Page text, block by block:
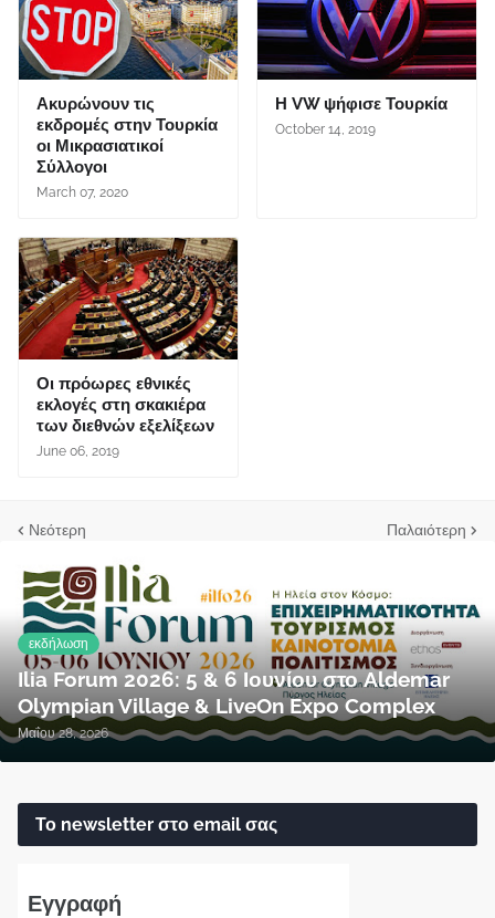
Ακυρώνουν τις
εκδρομές στην Τουρκία
οι Μικρασιατικοί
Σύλλογοι
March 07, 2020
Η VW ψήφισε Τουρκία
October 14, 2019
Οι πρόωρες εθνικές
εκλογές στη σκακιέρα
των διεθνών εξελίξεων
June 06, 2019
Νεότερη Παλαιότερη
εκδήλωση
Ilia Forum 2026: 5 & 6 Ιουνίου στο Aldemar
Olympian Village & LiveOn Expo Complex
Μαΐου 28, 2026
Το newsletter στο email σας
Εγγραφή